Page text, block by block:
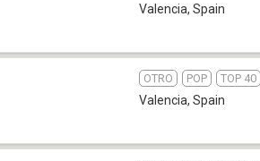
Valencia, Spain
OTRO POP TOP 40
Valencia, Spain